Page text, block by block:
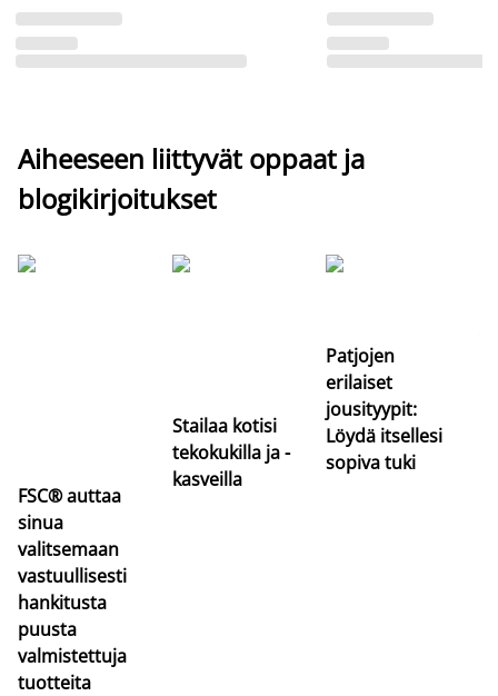
Aiheeseen liittyvät oppaat ja
blogikirjoitukset
FSC® auttaa
sinua
valitsemaan
vastuullisesti
hankitusta
puusta
valmistettuja
tuotteita
Stailaa kotisi
tekokukilla ja -
kasveilla
Patjojen
erilaiset
jousityypit:
Löydä itsellesi
sopiva tuki